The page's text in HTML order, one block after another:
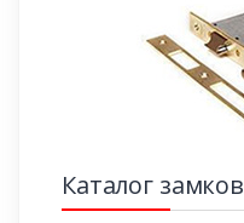
Каталог замков